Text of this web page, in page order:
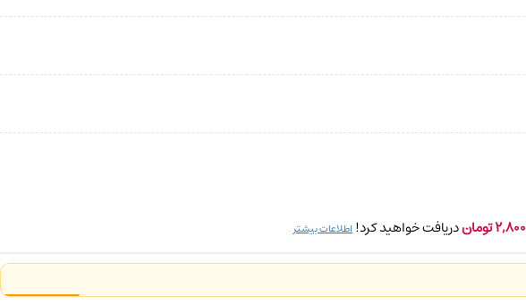
2,800توماندریافت خواهید کرد! اطلاعات بیشتر